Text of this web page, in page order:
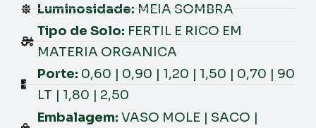
Luminosidade: MEIA SOMBRA
Tipo de Solo: FERTIL E RICO EM
MATERIA ORGANICA
Porte: 0,60 | 0,90 | 1,20 | 1,50 | 0,70 | 90
LT | 1,80 | 2,50
Embalagem: VASO MOLE | SACO |